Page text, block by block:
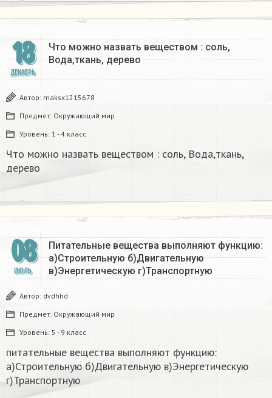
18
ДЕКАБРЬ
Что можно назвать веществом : соль,
Вода,ткань, дерево
Автор: maksx1215678
Предмет: Окружающий мир
Уровень: 1 - 4 класс
Что можно назвать веществом : соль, Вода,ткань,
дерево
08
ИЮЛЬ
Питательные вещества выполняют функцию:
а)Строительную б)Двигательную
в)Энергетическую г)Транспортную
Автор: dvdhhd
Предмет: Окружающий мир
Уровень: 5 - 9 класс
питательные вещества выполняют функцию:
а)Строительную б)Двигательную в)Энергетическую
г)Транспортную